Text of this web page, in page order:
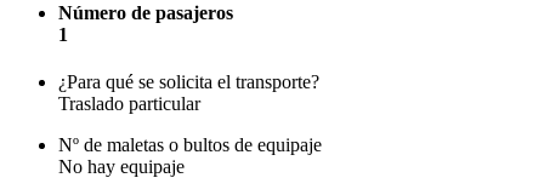
Número de pasajeros
1
¿Para qué se solicita el transporte?
Traslado particular
Nº de maletas o bultos de equipaje
No hay equipaje